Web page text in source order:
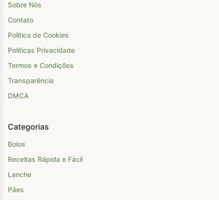
Sobre Nós
Contato
Politica de Cookies
Políticas Privacidade
Termos e Condições
Transparência
DMCA
Categorias
Bolos
Receitas Rápida e Fácil
Lanche
Pães